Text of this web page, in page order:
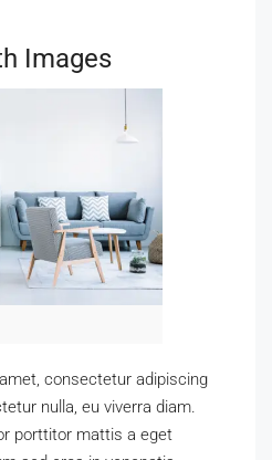
Images
consectetur adipiscing
nulla, eu viverra diam.
porttitor mattis a eget